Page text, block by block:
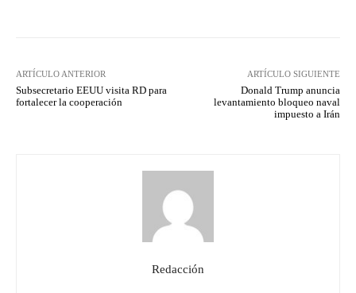
ARTÍCULO ANTERIOR
Subsecretario EEUU visita RD para
fortalecer la cooperación
ARTÍCULO SIGUIENTE
Donald Trump anuncia
levantamiento bloqueo naval
impuesto a Irán
Redacción